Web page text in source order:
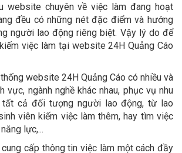
website chuyên về việc làm đang hoạt
đều có những nét đặc điểm và hướng
người lao động riêng biệt. Vậy lý do để
việc làm tại website 24H Quảng Cáo
website 24H Quảng Cáo có nhiều và
vực, ngành nghề khác nhau, phục vụ nhu
cả đối tượng người lao động, từ lao
viên kiếm việc làm thêm, hay tìm việc
lực,...
cấp thông tin việc làm một cách đầy